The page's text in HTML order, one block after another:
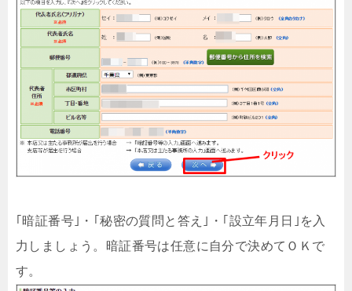
｢暗証番号｣・｢秘密の質問と答え｣・｢設立年月日｣を入
力しましょう。暗証番号は任意に自分で決めてＯＫで
す。